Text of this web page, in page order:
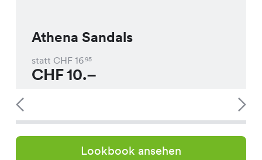
Athena Sandals
statt CHF 1695
CHF10.–
Lookbook ansehen